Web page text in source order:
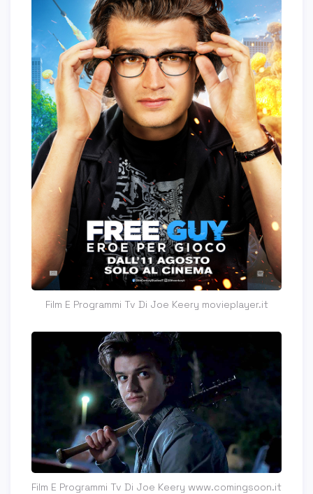
Film E Programmi Tv Di Joe Keery movieplayer.it
Film E Programmi Tv Di Joe Keery www.comingsoon.it